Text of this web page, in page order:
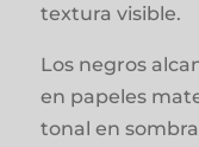
textura visible.
Los negros
en papeles
tonal en